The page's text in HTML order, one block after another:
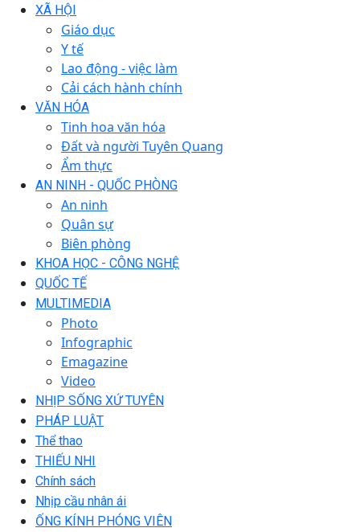
XÃ HỘI
Giáo dục
Y tế
Lao động - việc làm
Cải cách hành chính
VĂN HÓA
Tinh hoa văn hóa
Đất và người Tuyên Quang
Ẩm thực
AN NINH - QUỐC PHÒNG
An ninh
Quân sự
Biên phòng
KHOA HỌC - CÔNG NGHỆ
QUỐC TẾ
MULTIMEDIA
Photo
Infographic
Emagazine
Video
NHỊP SỐNG XỨ TUYÊN
PHÁP LUẬT
Thể thao
THIẾU NHI
Chính sách
Nhịp cầu nhân ái
ỐNG KÍNH PHÓNG VIÊN